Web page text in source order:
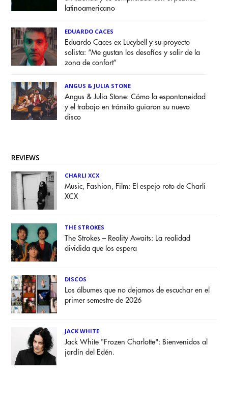
latinoamericano
EDUARDO CACES
Eduardo Caces ex Lucybell y su proyecto
solista: “Me gustan los desafíos y salir de la
zona de confort”
ANGUS & JULIA STONE
Angus & Julia Stone: Cómo la espontaneidad
y el trabajo en tránsito guiaron su nuevo
disco
REVIEWS
CHARLI XCX
Music, Fashion, Film: El espejo roto de Charli
XCX
THE STROKES
The Strokes – Reality Awaits: La realidad
dividida que los espera
DISCOS
Los álbumes que no dejamos de escuchar en el
primer semestre de 2026
JACK WHITE
Jack White "Frozen Charlotte": Bienvenidos al
jardín del Edén.